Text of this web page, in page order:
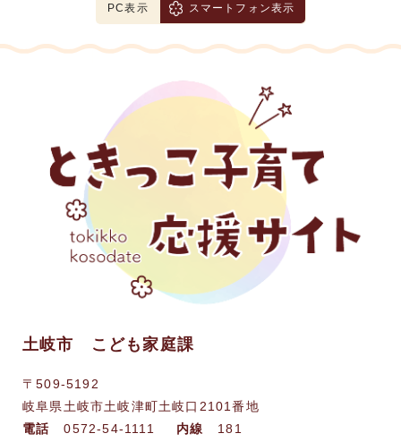
PC表示 スマートフォン表示
土岐市 こども家庭課
〒509-5192
岐阜県土岐市土岐津町土岐口2101番地
電話
0572-54-1111 内線 181